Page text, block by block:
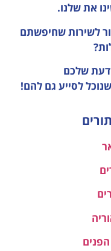
את שלנו.
לשירות שחיפשתם
דעתשלכם
לסייע גם להם!